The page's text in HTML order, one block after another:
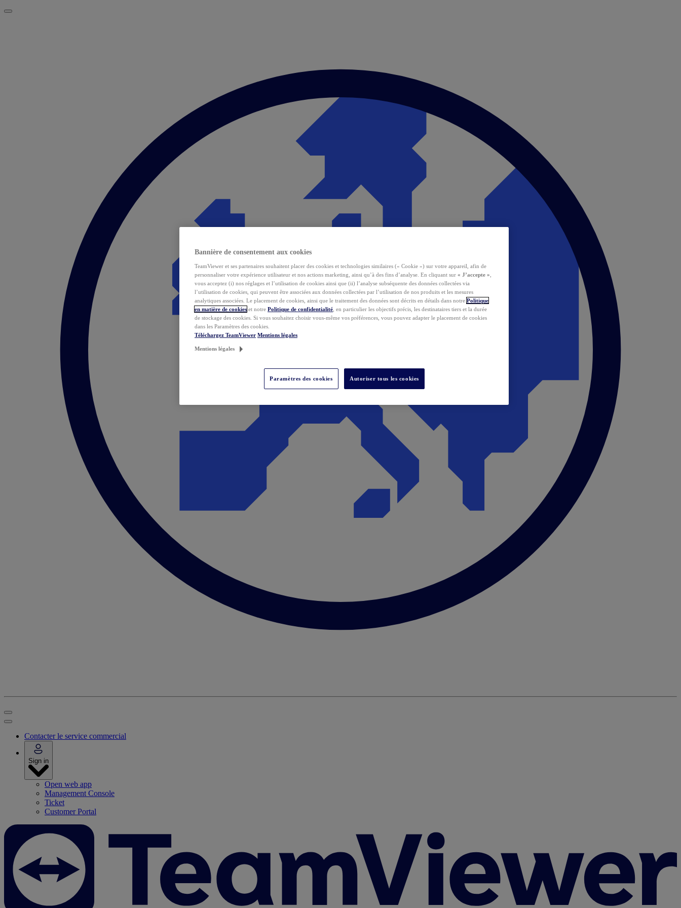
Contacter le service commercial
Sign in
Open web app
Management Console
Ticket
Customer Portal
Bannière de consentement aux cookies
TeamViewer et ses partenaires souhaitent placer des cookies et technologies similaires (« Cookie ») sur votre appareil, afin de
personnaliser votre expérience utilisateur et nos actions marketing, ainsi qu’à des fins d’analyse. En cliquant sur « J’accepte »
vous acceptez (i) nos réglages et l’utilisation de cookies ainsi que (ii) l’analyse subséquente des données collectées via
l’utilisation de cookies, qui peuvent être associées aux données collectées par l’utilisation de nos produits et les mesures
analytiques associées. Le placement de cookies, ainsi que le traitement des données sont décrits en détails dans notre Politique
en matière de cookies et notre Politique de confidentialité , en particulier les objectifs précis, les destinataires tiers et la durée
de stockage des cookies. Si vous souhaitez choisir vous-même vos préférences, vous pouvez adapter le placement de cookies
dans les Paramètres des cookies.
Téléchargez TeamViewer Mentions légales
Mentions légales
Paramètres des cookies Autoriser tous les cookies